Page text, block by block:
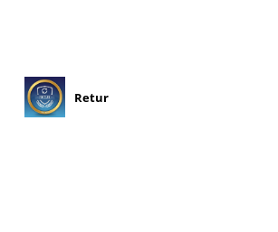
Retur